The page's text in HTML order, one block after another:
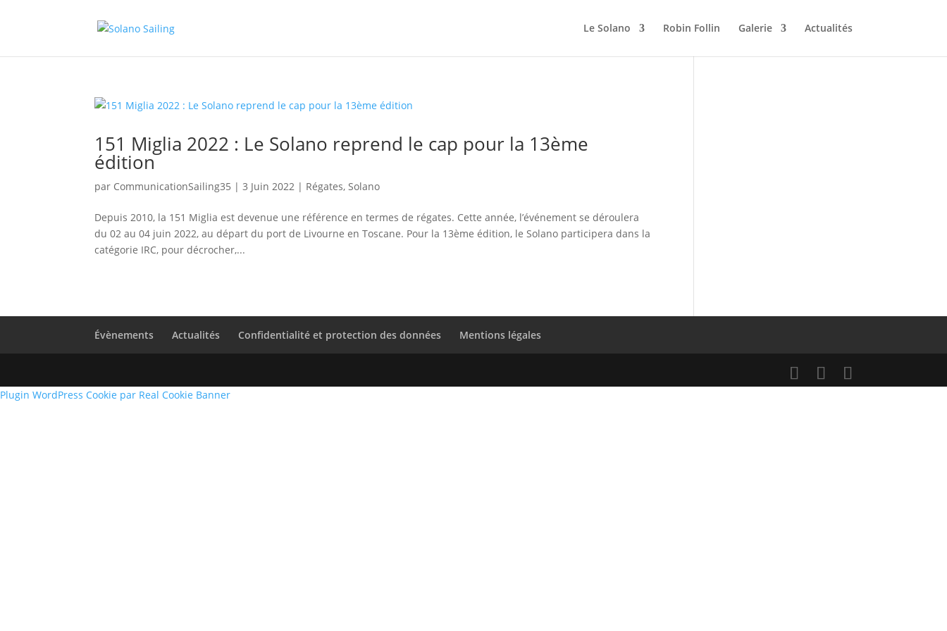
Le Solano Robin Follin Galerie Actualités
151 Miglia 2022 : Le Solano reprend le cap pour la 13ème
édition
par CommunicationSailing35 |3 Juin 2022 | Régates,Solano
Depuis 2010, la 151 Miglia est devenue une référence en termes de régates. Cette année, l’événement se déroulera
du 02 au 04 juin 2022, au départ du port de Livourne en Toscane. Pour la 13ème édition, le Solano participera dans la
catégorie IRC, pour décrocher,...
Évènements Actualités Confidentialité et protection des données Mentions légales
Plugin WordPress Cookie par Real Cookie Banner